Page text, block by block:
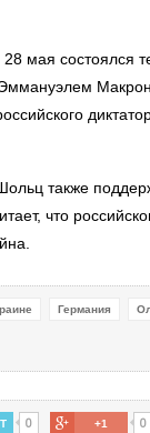
28 мая состоялся
Эммануэлем
также
что
Германия
0 +1 0